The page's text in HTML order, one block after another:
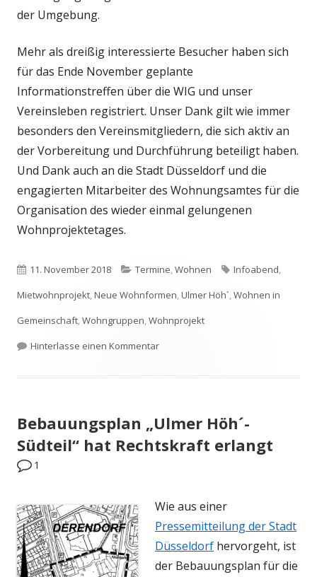
der Umgebung.
Mehr als dreißig interessierte Besucher haben sich
für das Ende November geplante
Informationstreffen über die WIG und unser
Vereinsleben registriert. Unser Dank gilt wie immer
besonders den Vereinsmitgliedern, die sich aktiv an
der Vorbereitung und Durchführung beteiligt haben.
Und Dank auch an die Stadt Düsseldorf und die
engagierten Mitarbeiter des Wohnungsamtes für die
Organisation des wieder einmal gelungenen
Wohnprojektetages.
Veröffentlicht
am
11. November 2018 Kategorien
Termine,Wohnen Schlagwörter
Infoabend,
Mietwohnprojekt,Neue Wohnformen,Ulmer Höh´,Wohnen in
Gemeinschaft,Wohngruppen,Wohnprojekt
Hinterlasse einen Kommentarzu Gesprächsforum „Neue
Bebauungsplan „Ulmer Höh´-
Südteil“ hat Rechtskraft erlangt
1
Wie aus einer
Pressemitteilung der Stadt
Düsseldorf hervorgeht, ist
der Bebauungsplan für die